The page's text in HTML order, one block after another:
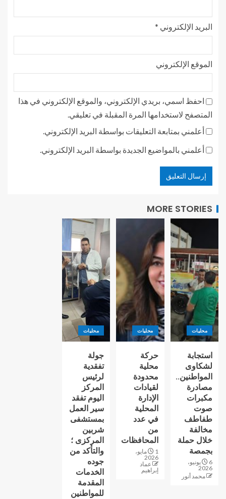
البريد الإلكتروني *
الموقع الإلكتروني
احفظ اسمي، بريدي الإلكتروني، والموقع الإلكتروني في هذا
المتصفح لاستخدامها المرة المقبلة في تعليقي.
أعلمني بمتابعة التعليقات بواسطة البريد الإلكتروني.
أعلمني بالمواضيع الجديدة بواسطة البريد الإلكتروني.
MORE STORIES
محليات
استجابة
لشكاوى
المواطنين..
مصادرة
مكبرات
صوت
طفاطف
مخالفة
خلال حملة
بجمصة
6 يونيو،
2026
محمد أنور
محليات
حركة
محلية
محدودة
لقيادات
الإدارة
المحلية
في عدد
من
المحافظات
1 مايو،
2026
عماد
إبراهيم
محليات
جولة
تفقدية
لرئيس
المركز
اليوم تفقد
سير العمل
بمستشفى
شربين
المركزى ؛
والتأكد من
جوده
الخدمات
المقدمة
للمواطنين